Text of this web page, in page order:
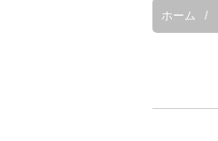
ホーム